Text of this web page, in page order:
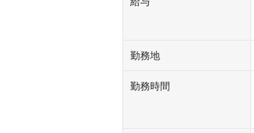
勤務地
勤務時間